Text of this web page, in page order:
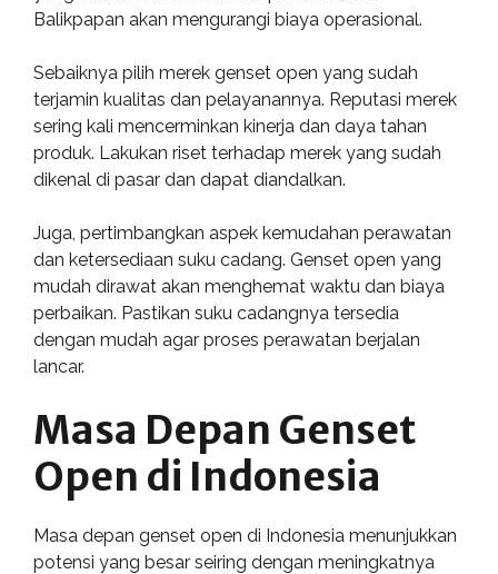
Balikpapan akan mengurangi biaya operasional.
Sebaiknya pilih merek genset open yang sudah
terjamin kualitas dan pelayanannya. Reputasi merek
sering kali mencerminkan kinerja dan daya tahan
produk. Lakukan riset terhadap merek yang sudah
dikenal di pasar dan dapat diandalkan.
Juga, pertimbangkan aspek kemudahan perawatan
dan ketersediaan suku cadang. Genset open yang
mudah dirawat akan menghemat waktu dan biaya
perbaikan. Pastikan suku cadangnya tersedia
dengan mudah agar proses perawatan berjalan
lancar.
Masa Depan Genset
Open di Indonesia
Masa depan genset open di Indonesia menunjukkan
potensi yang besar seiring dengan meningkatnya